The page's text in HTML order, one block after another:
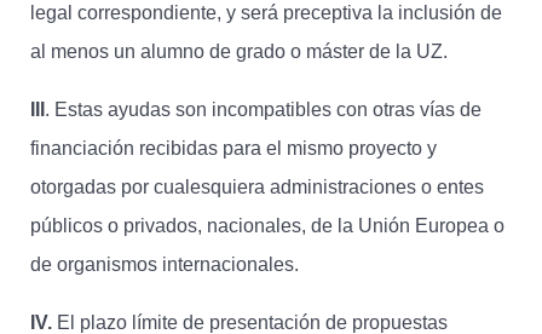
legal correspondiente, y será preceptiva la inclusión de
al menos un alumno de grado o máster de la UZ.
. Estas ayudas son incompatibles con otras vías de
financiación recibidas para el mismo proyecto y
otorgadas por cualesquiera administraciones o entes
públicos o privados, nacionales, de la Unión Europea o
de organismos internacionales.
IV. El plazo límite de presentación de propuestas